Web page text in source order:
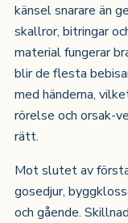
känsel snarare än
skallror, bitringar
material fungerar
blir de flesta
med händerna,
rörelse och orsak-
rätt.
Mot slutet av
gosedjur,
och gående.